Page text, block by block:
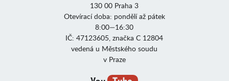
130 00 Praha 3
Otevírací doba: pondělí až pátek
8:00—16:30
IČ: 47123605, značka C 12804
vedená u Městského soudu
v Praze